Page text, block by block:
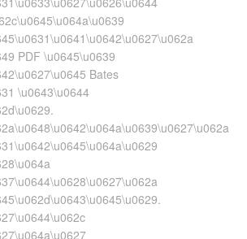
PDF \u0645\u0639
Bates
\u0643\u0644